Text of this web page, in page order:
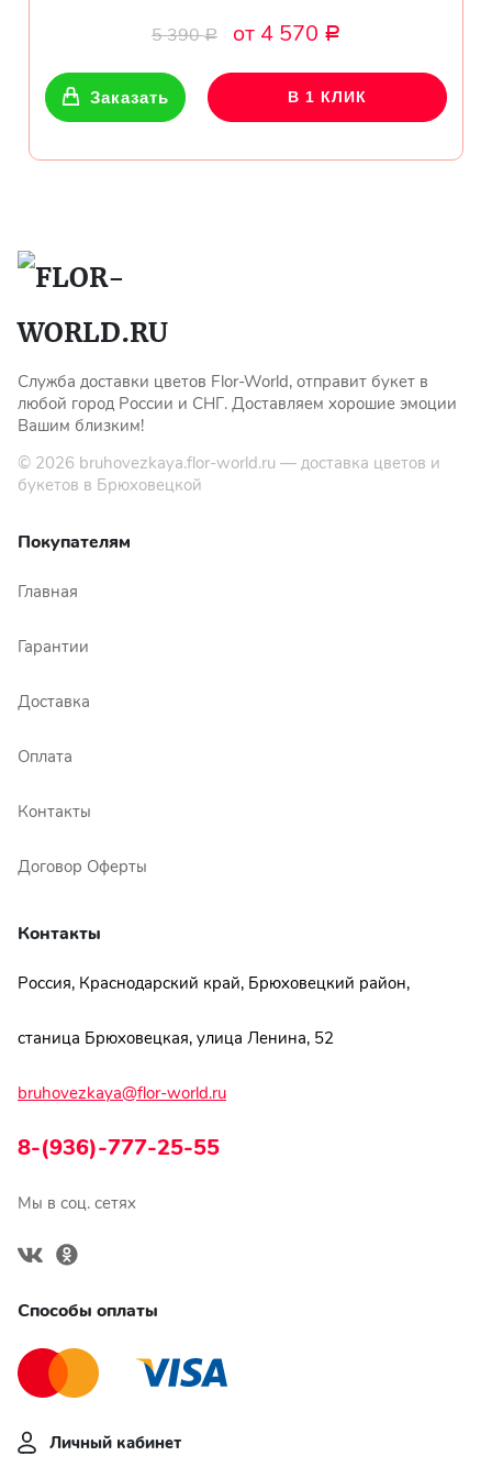
5 390Р от 4 570 Р
Заказать В 1 КЛИК
Служба доставки цветов Flor-World, отправит букет в
любой город России и СНГ. Доставляем хорошие эмоции
Вашим близким!
© 2026 bruhovezkaya.flor-world.ru — доставка цветов и
букетов в Брюховецкой
Покупателям
Главная
Гарантии
Доставка
Оплата
Контакты
Договор Оферты
Контакты
Россия, Краснодарский край, Брюховецкий район,
станица Брюховецкая, улица Ленина, 52
bruhovezkaya@flor-world.ru
8-(936)-777-25-55
Мы в соц. сетях
Способы оплаты
Личный кабинет